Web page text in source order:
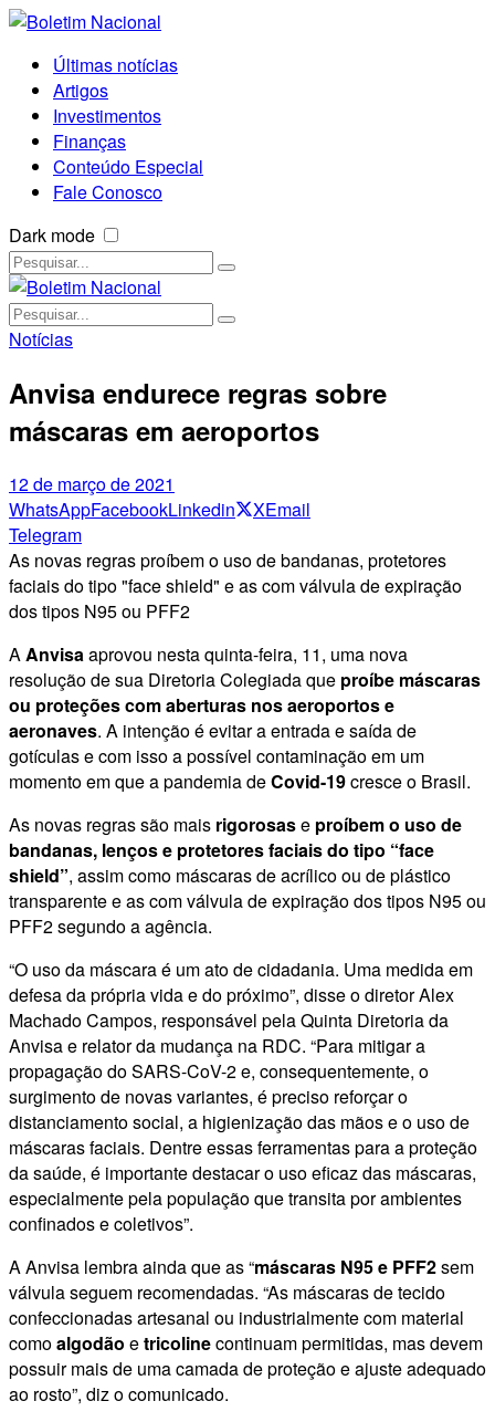
Últimas notícias
Artigos
Investimentos
Finanças
Conteúdo Especial
Fale Conosco
Dark mode
Notícias
Anvisa endurece regras sobre
máscaras em aeroportos
12 de março de 2021
WhatsAppFacebookLinkedin XEmail
Telegram
As novas regras proíbem o uso de bandanas, protetores
faciais do tipo "face shield" e as com válvula de expiração
dos tipos N95 ou PFF2
AAnvisaaprovou nesta quinta-feira, 11, uma nova
resolução de sua Diretoria Colegiada que proíbe máscaras
ou proteções com aberturas nos aeroportos e
aeronaves. A intenção é evitar a entrada e saída de
gotículas e com isso a possível contaminação em um
momento em que a pandemia deCovid-19cresce o Brasil.
As novas regras são mais rigorosase proíbem o uso de
bandanas, lenços e protetores faciais do tipo “face
shield”, assim como máscaras de acrílico ou de plástico
transparente e as com válvula de expiração dos tipos N95 ou
PFF2 segundo a agência.
“O uso da máscara é um ato de cidadania. Uma medida em
defesa da própria vida e do próximo”, disse o diretor Alex
Machado Campos, responsável pela Quinta Diretoria da
Anvisa e relator da mudança na RDC. “Para mitigar a
propagação do SARS-CoV-2 e, consequentemente, o
surgimento de novas variantes, é preciso reforçar o
distanciamento social, a higienização das mãos e o uso de
máscaras faciais. Dentre essas ferramentas para a proteção
da saúde, é importante destacar o uso eficaz das máscaras,
especialmente pela população que transita por ambientes
confinados e coletivos”.
A Anvisa lembra ainda que as “máscaras N95 e PFF2sem
válvula seguem recomendadas. “As máscaras de tecido
confeccionadas artesanal ou industrialmente com material
comoalgodão etricolinecontinuam permitidas, mas devem
possuir mais de uma camada de proteção e ajuste adequado
ao rosto”, diz o comunicado.